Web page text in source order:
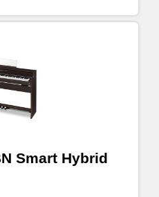
Smart Hybrid